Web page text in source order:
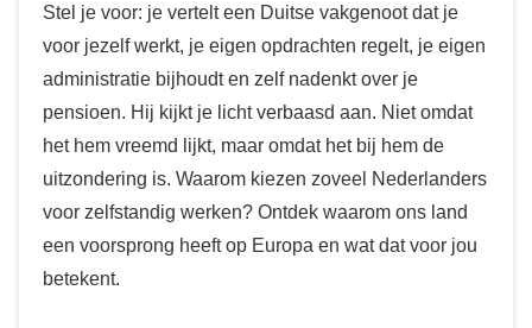
Stel je voor: je vertelt een Duitse vakgenoot dat je
voor jezelf werkt, je eigen opdrachten regelt, je eigen
administratie bijhoudt en zelf nadenkt over je
pensioen. Hij kijkt je licht verbaasd aan. Niet omdat
het hem vreemd lijkt, maar omdat het bij hem de
uitzondering is. Waarom kiezen zoveel Nederlanders
voor zelfstandig werken? Ontdek waarom ons land
een voorsprong heeft op Europa en wat dat voor jou
betekent.